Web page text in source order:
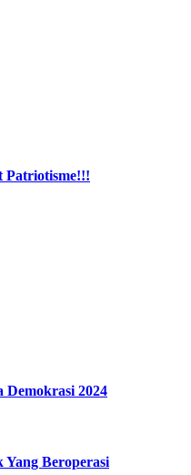
Patriotisme!!!
Demokrasi 2024
Beroperasi